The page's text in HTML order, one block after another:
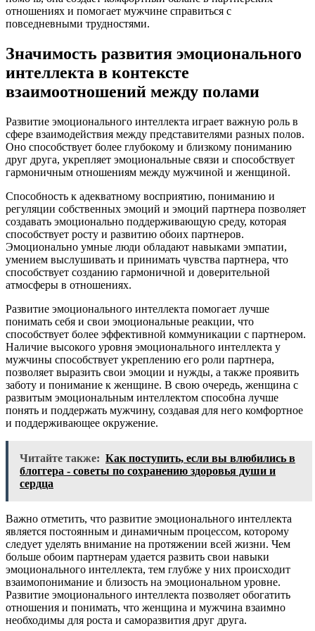
отношениях и помогает мужчине справиться с
повседневными трудностями.
Значимость развития эмоционального
интеллекта в контексте
взаимоотношений между полами
Развитие эмоционального интеллекта играет важную роль в
сфере взаимодействия между представителями разных полов.
Оно способствует более глубокому и близкому пониманию
друг друга, укрепляет эмоциональные связи и способствует
гармоничным отношениям между мужчиной и женщиной.
Способность к адекватному восприятию, пониманию и
регуляции собственных эмоций и эмоций партнера позволяет
создавать эмоционально поддерживающую среду, которая
способствует росту и развитию обоих партнеров.
Эмоционально умные люди обладают навыками эмпатии,
умением выслушивать и принимать чувства партнера, что
способствует созданию гармоничной и доверительной
атмосферы в отношениях.
Развитие эмоционального интеллекта помогает лучше
понимать себя и свои эмоциональные реакции, что
способствует более эффективной коммуникации с партнером.
Наличие высокого уровня эмоционального интеллекта у
мужчины способствует укреплению его роли партнера,
позволяет выразить свои эмоции и нужды, а также проявить
заботу и понимание к женщине. В свою очередь, женщина с
развитым эмоциональным интеллектом способна лучше
понять и поддержать мужчину, создавая для него комфортное
и поддерживающее окружение.
Читайте также: Как поступить, если вы влюбились в
блоггера - советы по сохранению здоровья души и
сердца
Важно отметить, что развитие эмоционального интеллекта
является постоянным и динамичным процессом, которому
следует уделять внимание на протяжении всей жизни. Чем
больше обоим партнерам удается развить свои навыки
эмоционального интеллекта, тем глубже у них происходит
взаимопонимание и близость на эмоциональном уровне.
Развитие эмоционального интеллекта позволяет обогатить
отношения и понимать, что женщина и мужчина взаимно
необходимы для роста и саморазвития друг друга.